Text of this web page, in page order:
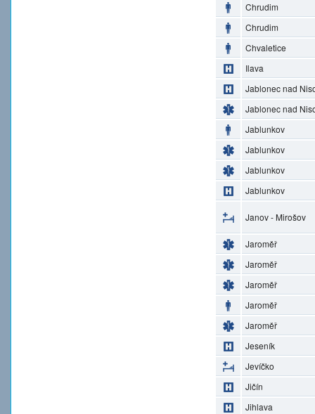
Chrudim
Chrudim
Chvaletice
Ilava
Jablonec nad
Jablonec nad
Jablunkov
Jablunkov
Jablunkov
Jablunkov
Janov - Mirošov
Jaroměř
Jaroměř
Jaroměř
Jaroměř
Jaroměř
Jeseník
Jevíčko
Jičín
Jihlava